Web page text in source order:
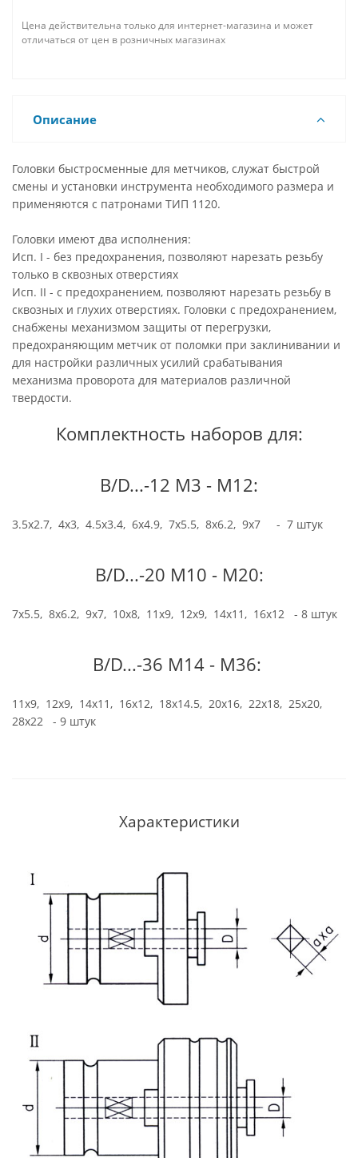
Цена действительна только для интернет-магазина и может
отличаться от цен в розничных магазинах
Описание
Головки быстросменные для метчиков, служат быстрой
смены и установки инструмента необходимого размера и
применяются с патронами ТИП 1120.
Головки имеют два исполнения:
Исп. I - без предохранения, позволяют нарезать резьбу
только в сквозных отверстиях
Исп. II - с предохранением, позволяют нарезать резьбу в
сквозных и глухих отверстиях. Головки с предохранением,
снабжены механизмом защиты от перегрузки,
предохраняющим метчик от поломки при заклинивании и
для настройки различных усилий срабатывания
механизма проворота для материалов различной
твердости.
Комплектность наборов для:
B/D...-12 М3 - М12:
3.5x2.7, 4x3, 4.5x3.4, 6x4.9, 7x5.5, 8x6.2, 9x7 - 7 штук
B/D...-20 М10 - М20:
7x5.5, 8x6.2, 9x7, 10x8, 11x9, 12x9, 14x11, 16x12 - 8 штук
B/D...-36 М14 - М36:
11x9, 12x9, 14x11, 16x12, 18x14.5, 20x16, 22x18, 25x20,
28x22 - 9 штук
Характеристики